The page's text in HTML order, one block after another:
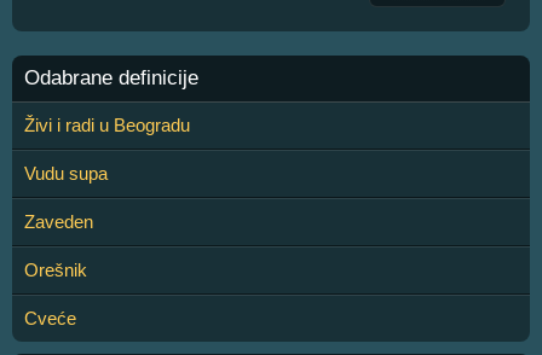
Odabrane definicije
Živi i radi u Beogradu
Vudu supa
Zaveden
Orešnik
Cveće